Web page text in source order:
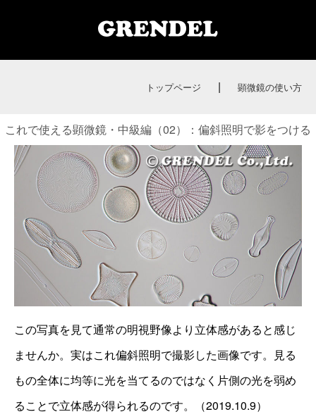
トップページ | 顕微鏡の使い方
これで使える顕微鏡・中級編（02）：偏斜照明で影をつける
この写真を見て通常の明視野像より立体感があると感じ
ませんか。実はこれ偏斜照明で撮影した画像です。見る
もの全体に均等に光を当てるのではなく片側の光を弱め
ることで立体感が得られるのです。（2019.10.9）